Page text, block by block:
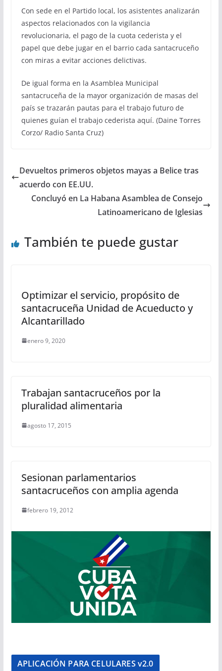
Con sede en el Partido local, los asistentes analizarán
aspectos relacionados con la vigilancia
revolucionaria, el pago de la cuota cederista y el
papel que debe jugar en el barrio cada santacruceño
con miras a evitar acciones delictivas.
De igual forma en la Asamblea Municipal
santacruceña de la mayor organización de masas del
país se trazarán pautas para el trabajo futuro de
quienes guían el trabajo cederista aquí. (Daine Torres
Corzo/ Radio Santa Cruz)
Devueltos primeros objetos mayas a Belice tras
acuerdo con EE.UU.
Concluyó en La Habana Asamblea de Consejo
Latinoamericano de Iglesias
También te puede gustar
Optimizar el servicio, propósito de
santacruceña Unidad de Acueducto y
Alcantarillado
enero 9, 2020
Trabajan santacruceños por la
pluralidad alimentaria
agosto 17, 2015
Sesionan parlamentarios
santacruceños con amplia agenda
febrero 19, 2012
APLICACIÓN PARA CELULARES v2.0